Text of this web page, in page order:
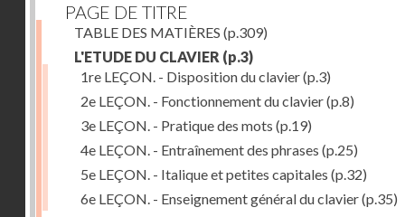
PAGE DE TITRE
TABLE DES MATIÈRES (p.309)
L'ETUDE DU CLAVIER (p.3)
1re LEÇON. - Disposition du clavier(p.3)
2e LEÇON. - Fonctionnement du clavier(p.8)
3e LEÇON. - Pratique des mots (p.19)
4e LEÇON. - Entraînement des phrases (p.25)
5e LEÇON. - Italique et petites capitales (p.32)
6e LEÇON. - Enseignement général du clavier(p.35)